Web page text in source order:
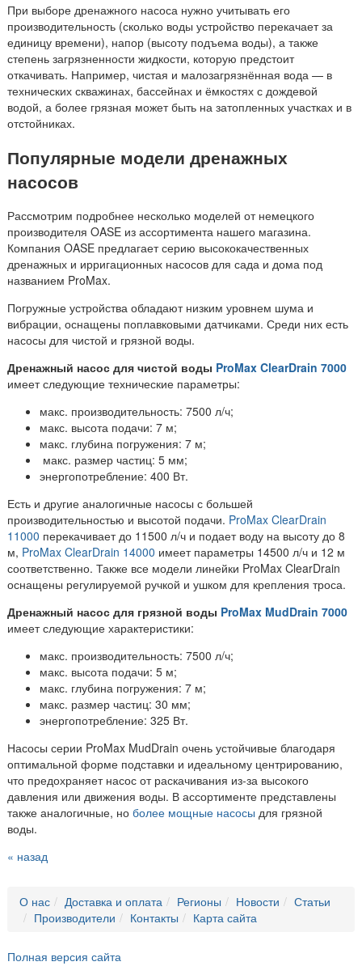
При выборе дренажного насоса нужно учитывать его
производительность (сколько воды устройство перекачает за
единицу времени), напор (высоту подъема воды), а также
степень загрязненности жидкости, которую предстоит
откачивать. Например, чистая и малозагрязнённая вода — в
технических скважинах, бассейнах и ёмкостях с дождевой
водой, а более грязная может быть на затопленных участках и в
отстойниках.
Популярные модели дренажных
насосов
Рассмотрим подробнее несколько моделей от немецкого
производителя OASE из ассортимента нашего магазина.
Компания OASE предлагает серию высококачественных
дренажных и ирригационных насосов для сада и дома под
названием ProMax.
Погружные устройства обладают низким уровнем шума и
вибрации, оснащены поплавковыми датчиками. Среди них есть
насосы для чистой и грязной воды.
Дренажный насос для чистой воды ProMax ClearDrain 7000
имеет следующие технические параметры:
макс. производительность: 7500 л/ч;
макс. высота подачи: 7 м;
макс. глубина погружения: 7 м;
макс. размер частиц: 5 мм;
энергопотребление: 400 Вт.
Есть и другие аналогичные насосы с большей
производительностью и высотой подачи. ProMax ClearDrain
11000 перекачивает до 11500 л/ч и подает воду на высоту до 8
м, ProMax ClearDrain 14000 имеет параметры 14500 л/ч и 12 м
соответственно. Также все модели линейки ProMax ClearDrain
оснащены регулируемой ручкой и ушком для крепления троса.
Дренажный насос для грязной воды ProMax MudDrain 7000
имеет следующие характеристики:
макс. производительность: 7500 л/ч;
макс. высота подачи: 5 м;
макс. глубина погружения: 7 м;
макс. размер частиц: 30 мм;
энергопотребление: 325 Вт.
Насосы серии ProMax MudDrain очень устойчивые благодаря
оптимальной форме подставки и идеальному центрированию,
что предохраняет насос от раскачивания из-за высокого
давления или движения воды. В ассортименте представлены
также аналогичные, но более мощные насосы для грязной
воды.
« назад
О нас Доставка и оплата Регионы Новости
Статьи
Производители
Контакты Карта сайта
Полная версия сайта